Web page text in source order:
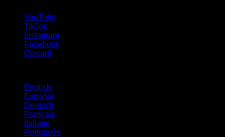
YouTube
TikTok
Instagram
Facebook
Discord
English
Español
Deutsch
Français
Italiano
Português